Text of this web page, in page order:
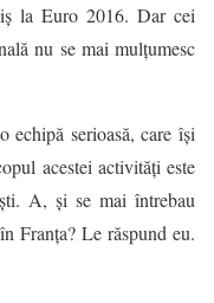
la Euro 2016. Dar cei
nu se mai mulţumesc
serioasă, care îşi
acestei activităţi este
A, şi se mai întrebau
Franţa? Le răspund eu.